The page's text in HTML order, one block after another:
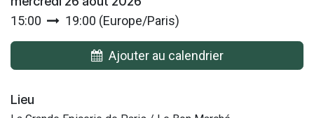
15:00
19:00 (Europe/Paris)
Ajouter au calendrier
Lieu